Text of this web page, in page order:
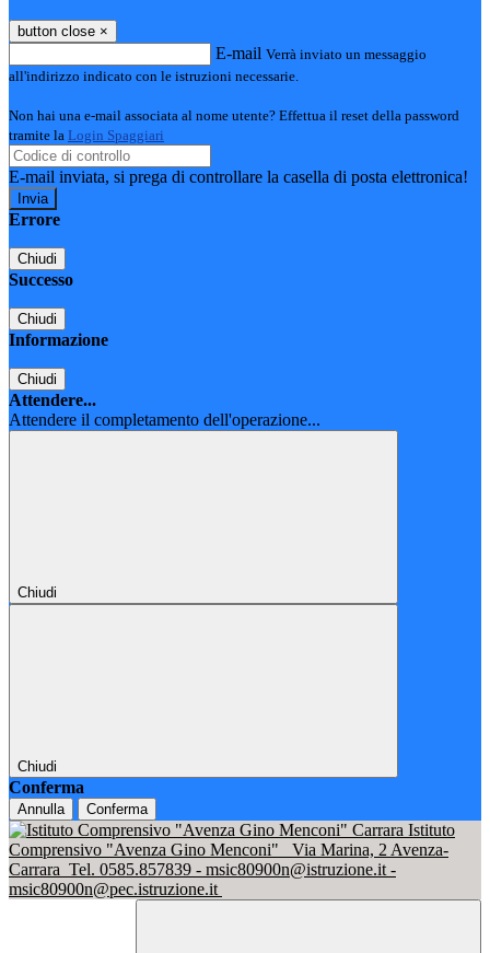
button close ×
E-mail Verrà inviato un messaggio
all'indirizzo indicato con le istruzioni necessarie.
Non hai una e-mail associata al nome utente? Effettua il reset della password
tramite la Login Spaggiari
E-mail inviata, si prega di controllare la casella di posta elettronica!
Errore
Chiudi
Successo
Chiudi
Informazione
Chiudi
Attendere...
Attendere il completamento dell'operazione...
Chiudi
Chiudi
Conferma
Annulla Conferma
Istituto
Comprensivo "Avenza Gino Menconi"
Via Marina, 2 Avenza-
Carrara Tel. 0585.857839 - msic80900n@istruzione.it -
msic80900n@pec.istruzione.it